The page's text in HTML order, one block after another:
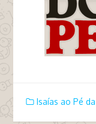
Isaías ao Pé